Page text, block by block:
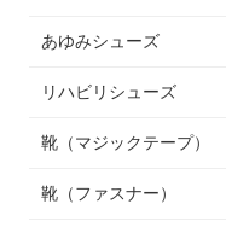
あゆみシューズ
リハビリシューズ
靴（マジックテープ）
靴（ファスナー）